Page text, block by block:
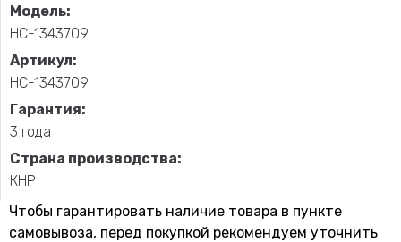
Модель:
НС-1343709
Артикул:
НС-1343709
Гарантия:
3 года
Страна производства:
КНР
Чтобы гарантировать наличие товара в пункте
самовывоза, перед покупкой рекомендуем уточнить